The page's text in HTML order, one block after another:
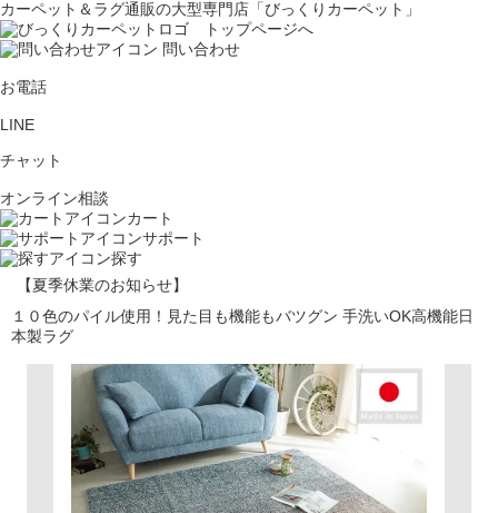
カーペット＆ラグ通販の大型専門店「びっくりカーペット」
問い合わせ
お電話
LINE
チャット
オンライン相談
カート
サポート
探す
【夏季休業のお知らせ】
１０色のパイル使用！見た目も機能もバツグン 手洗いOK高機能日
本製ラグ